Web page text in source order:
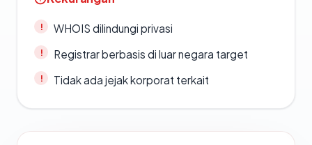
WHOIS dilindungi privasi
Registrar berbasis di luar negara target
Tidak ada jejak korporat terkait